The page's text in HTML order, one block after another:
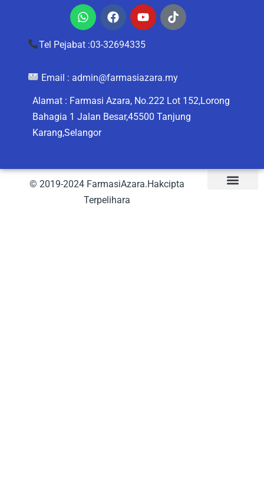
Whatsapp
Facebook
YoutubeTiktok
Tel Pejabat :03-32694335
Email : admin@farmasiazara.my
Alamat : Farmasi Azara, No.222 Lot 152,Lorong
Bahagia 1 Jalan Besar,45500 Tanjung
Karang,Selangor
© 2019-2024 FarmasiAzara.Hakcipta
Terpelihara